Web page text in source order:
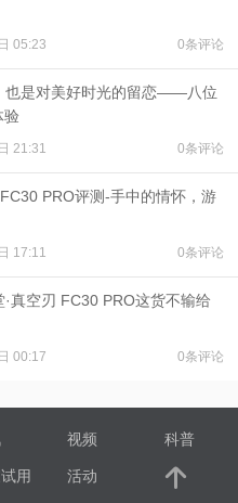
05:23 0条评论
也是对美好时光的留恋——八位
验
21:31 0条评论
PRO评测-手中的情怀，游
17:11 0条评论
真空刃 FC30 PRO这货不输给
00:17 0条评论
视频 科普
用 活动